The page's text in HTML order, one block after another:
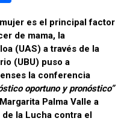
o
m
p
ar
tir
es el principal factor
de mama, la
(UAS) a través de la
(UBU) puso a
la conferencia
oportuno y pronóstico”
Palma Valle a
la Lucha contra el